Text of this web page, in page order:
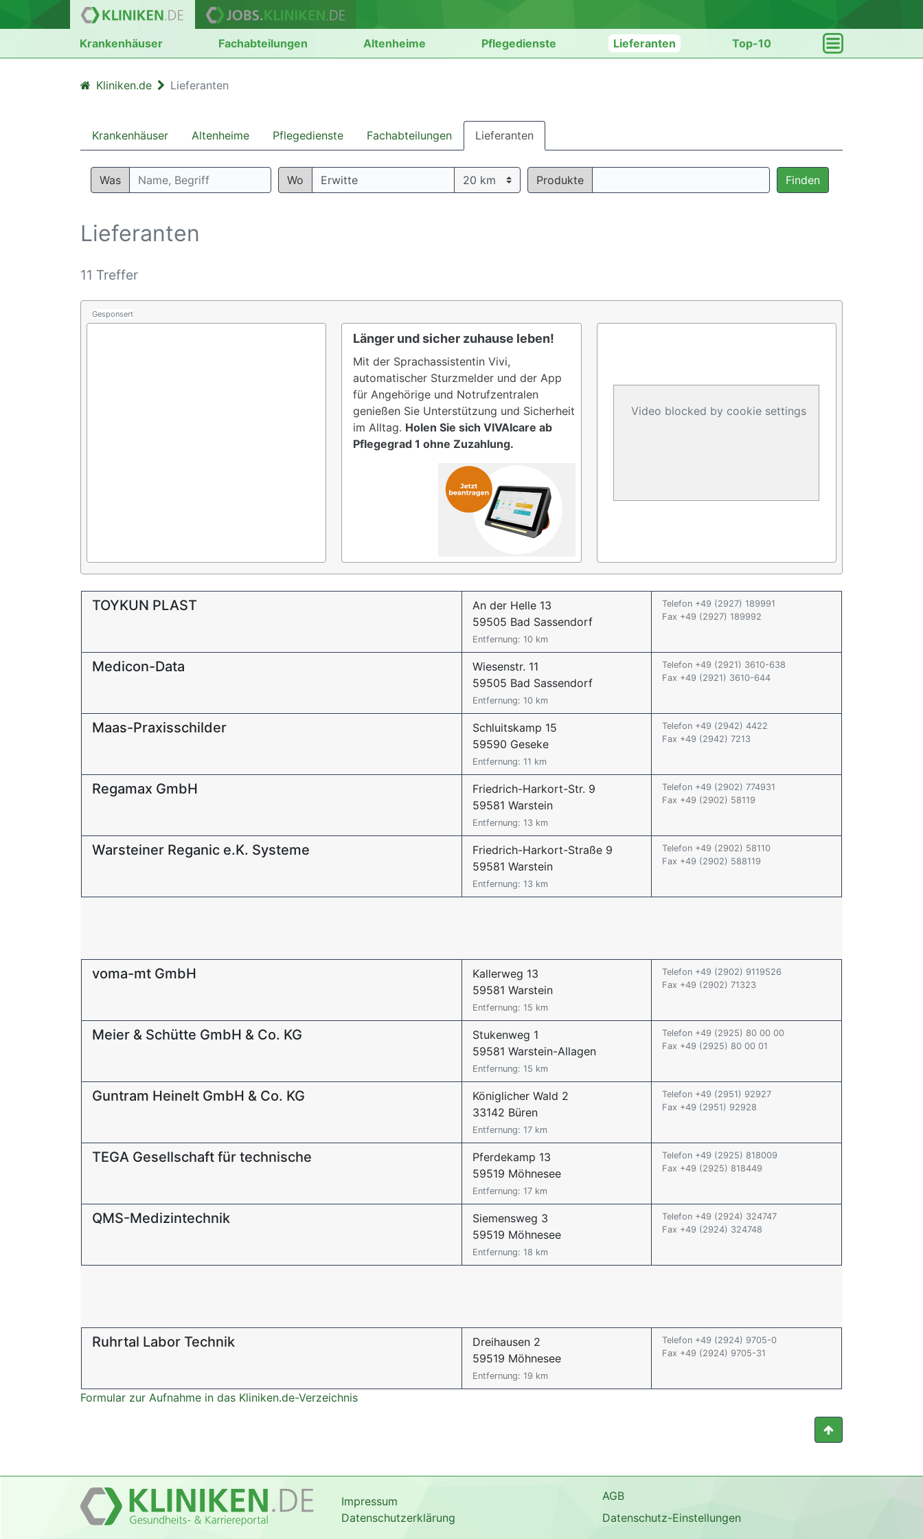
Krankenhäuser Fachabteilungen Altenheime Pflegedienste Lieferanten Top-10
Kliniken.de Lieferanten
Krankenhäuser Altenheime Pflegedienste Fachabteilungen Lieferanten
Was Wo Produkte Finden
Lieferanten
11 Treffer
Gesponsert
Länger und sicher zuhause leben!
Mit der Sprachassistentin Vivi,
automatischer Sturzmelder und der App
für Angehörige und Notrufzentralen
genießen Sie Unterstützung und Sicherheit
im Alltag. Holen Sie sich VIVAIcare ab
Pflegegrad 1 ohne Zuzahlung.
Video blocked by cookie settings
TOYKUN PLAST
An der Helle 13
59505 Bad Sassendorf
Entfernung: 10 km
Telefon +49 (2927) 189991
Fax +49 (2927) 189992
Medicon-Data
Wiesenstr. 11
59505 Bad Sassendorf
Entfernung: 10 km
Telefon +49 (2921) 3610-638
Fax +49 (2921) 3610-644
Maas-Praxisschilder
Schluitskamp 15
59590 Geseke
Entfernung: 11 km
Telefon +49 (2942) 4422
Fax +49 (2942) 7213
Regamax GmbH
Friedrich-Harkort-Str. 9
59581 Warstein
Entfernung: 13 km
Telefon +49 (2902) 774931
Fax +49 (2902) 58119
Warsteiner Reganic e.K. Systeme
Friedrich-Harkort-Straße 9
59581 Warstein
Entfernung: 13 km
Telefon +49 (2902) 58110
Fax +49 (2902) 588119
voma-mt GmbH
Kallerweg 13
59581 Warstein
Entfernung: 15 km
Telefon +49 (2902) 9119526
Fax +49 (2902) 71323
Meier & Schütte GmbH & Co. KG
Stukenweg 1
59581 Warstein-Allagen
Entfernung: 15 km
Telefon +49 (2925) 80 00 00
Fax +49 (2925) 80 00 01
Guntram Heinelt GmbH & Co. KG
Königlicher Wald 2
33142 Büren
Entfernung: 17 km
Telefon +49 (2951) 92927
Fax +49 (2951) 92928
TEGA Gesellschaft für technische
Pferdekamp 13
59519 Möhnesee
Entfernung: 17 km
Telefon +49 (2925) 818009
Fax +49 (2925) 818449
QMS-Medizintechnik
Siemensweg 3
59519 Möhnesee
Entfernung: 18 km
Telefon +49 (2924) 324747
Fax +49 (2924) 324748
Ruhrtal Labor Technik
Dreihausen 2
59519 Möhnesee
Entfernung: 19 km
Telefon +49 (2924) 9705-0
Fax +49 (2924) 9705-31
Formular zur Aufnahme in das Kliniken.de-Verzeichnis
Impressum
Datenschutzerklärung
AGB
Datenschutz-Einstellungen